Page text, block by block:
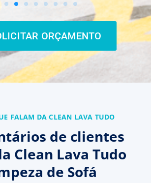
ORÇAMENTO
FALAM DA CLEAN LAVA TUDO
de clientes
Clean Lava Tudo
de Sofá